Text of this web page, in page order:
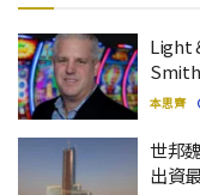
Light
本思齊
世邦
出資